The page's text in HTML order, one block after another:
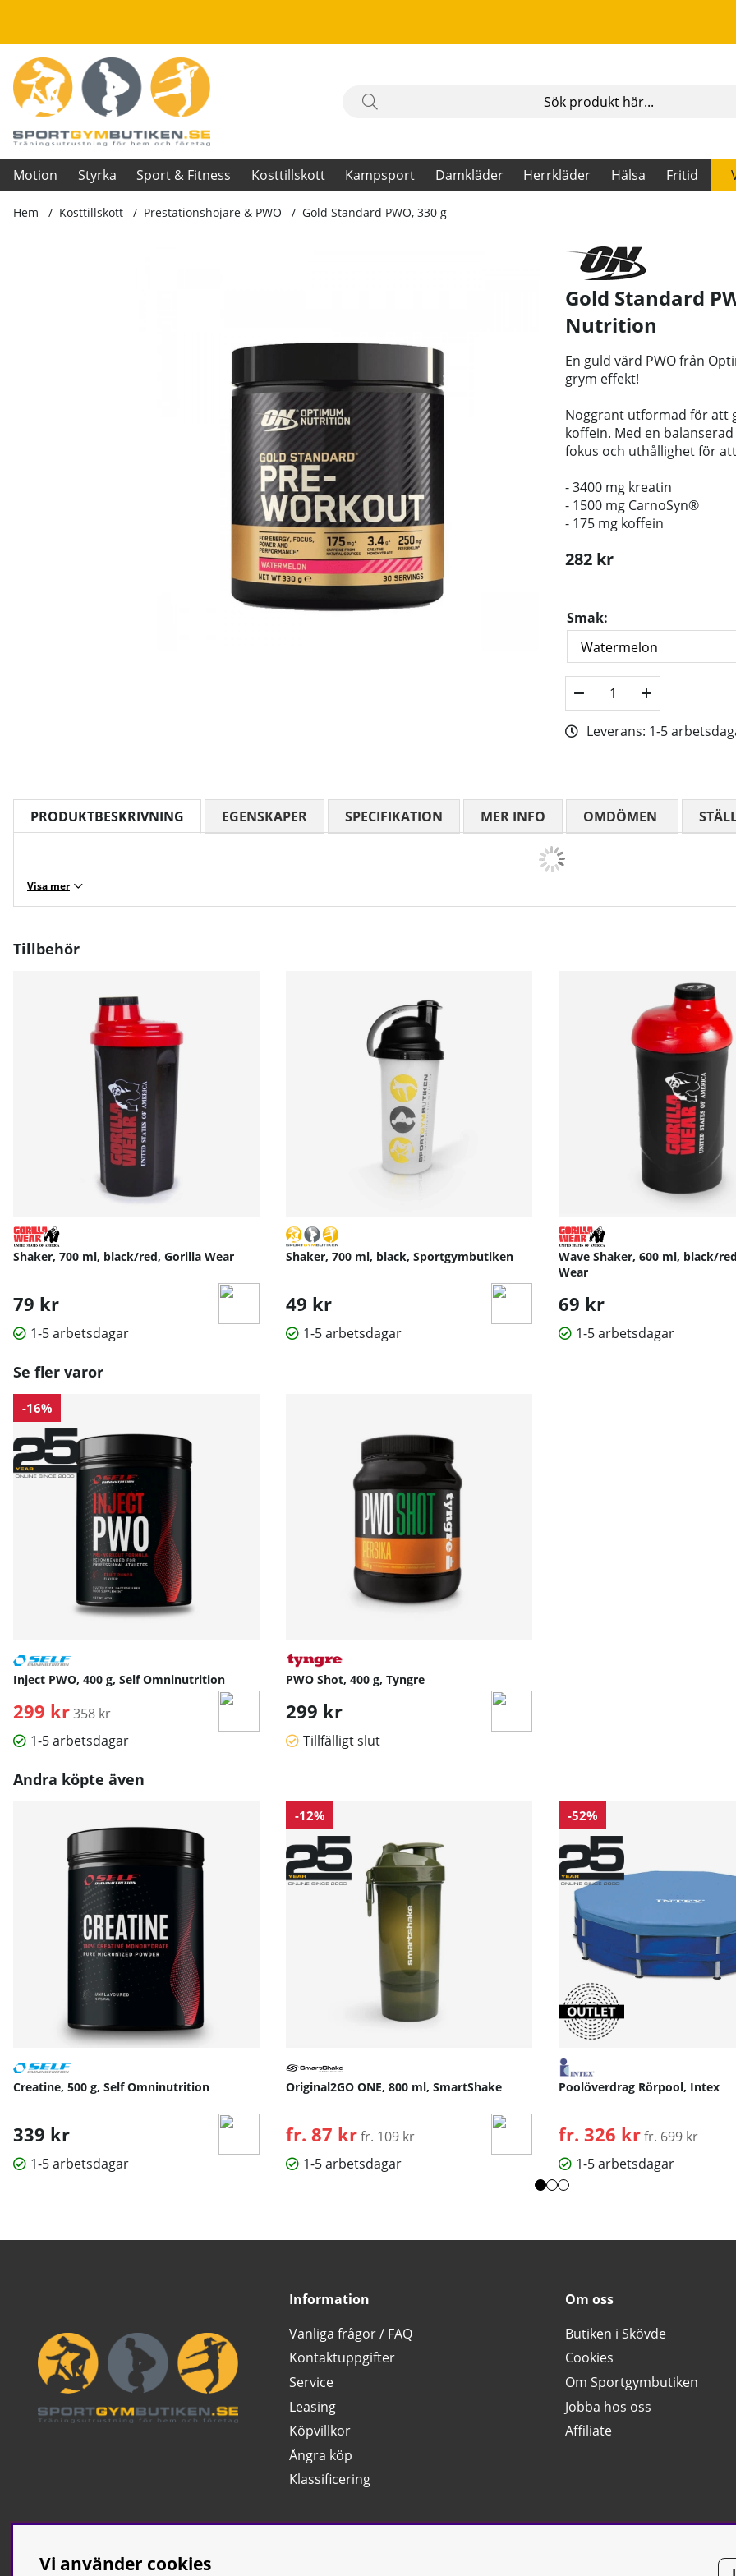
Motion Styrka Sport & Fitness Kosttillskott Kampsport Damkläder Herrkläder Hälsa Fritid
Hem Kosttillskott Prestationshöjare & PWO Gold Standard PWO, 330 g
Gold Standard
Nutrition
En guld värd PWO från
grym effekt!
Noggrant utformad för att
koffein. Med en
fokus och uthållighet för
- 3400 mg kreatin
- 1500 mg CarnoSyn®
- 175 mg koffein
282 kr
Smak:
Leverans: 1-5
PRODUKTBESKRIVNING
Visa mer
EGENSKAPER SPECIFIKATION MER INFO OMDÖMEN
Tillbehör
Shaker, 700 ml, black/red, Gorilla Wear
79 kr
1-5 arbetsdagar
Shaker, 700 ml, black, Sportgymbutiken
49 kr
1-5 arbetsdagar
Wave Shaker, 600 ml, black/
Wear
69 kr
1-5 arbetsdagar
Se fler varor
-16%
Inject PWO, 400 g, Self Omninutrition
299 kr Ordinarie pris:
358 kr
1-5 arbetsdagar
PWO Shot, 400 g, Tyngre
299 kr
Tillfälligt slut
Andra köpte även
Creatine, 500 g, Self Omninutrition
339 kr
1-5 arbetsdagar
-12%
Original2GO ONE, 800 ml, SmartShake
fr. 87 krOrdinarie pris:
fr. 109 kr
1-5 arbetsdagar
-52%
Poolöverdrag Rörpool, Intex
fr. 326 krOrdinarie pris:
fr. 699 kr
1-5 arbetsdagar
Information
Vanliga frågor / FAQ
Kontaktuppgifter
Service
Leasing
Köpvillkor
Ångra köp
Klassificering
Om oss
Butiken i Skövde
Cookies
Om Sportgymbutiken
Jobba hos oss
Affiliate
Vi använder cookies